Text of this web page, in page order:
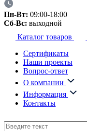
Пн-Вт: 09:00-18:00
Сб-Вс: выходной
Каталог товаров
Сертификаты
Наши проекты
Вопрос-ответ
О компании
Информация
Контакты